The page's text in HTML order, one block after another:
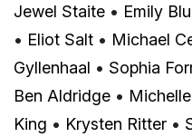
Jewel Staite • Emily
• Eliot Salt • Michael
Gyllenhaal • Sophia
Ben Aldridge •
King • Krysten Ritter •